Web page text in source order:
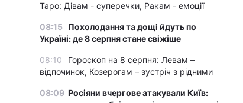
Таро: Дівам - суперечки, Ракам - емоції
08:15 Похолодання та дощі йдуть по
Україні: де 8 серпня стане свіжіше
08:10
Гороскоп на 8 серпня: Левам –
відпочинок, Козерогам – зустріч з рідними
08:09 Росіяни вчергове атакували Київ: